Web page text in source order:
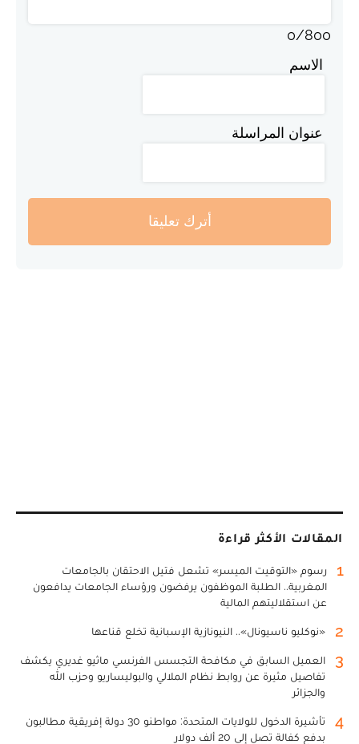
0/800
الاسم
عنوان المراسلة
أترك تعليقا
المقالات الأكثر قراءة
1
رسوم «التوقيت الميسر» تشعل فتيل الاحتقان بالجامعات
المغربية.. الطلبة الموظفون يرفضون ورؤساء الجامعات يدافعون
عن استقلاليتهم المالية
2 «نوكليو ناسيونال».. النيونازية الإسبانية تخلع قناعها
3
العميل السابق في مكافحة التجسس الفرنسي ماثيو غديري يكشف
تفاصيل مثيرة عن روابط نظام الملالي والبوليساريو وحزب الله
والجزائر
4
تأشيرة الدخول للولايات المتحدة: مواطنو 30 دولة إفريقية مطالبون
بدفع كفالة تصل إلى 20 ألف دولار